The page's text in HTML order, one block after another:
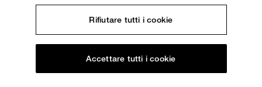
Rifiutare tutti i cookie
Accettare tutti i cookie